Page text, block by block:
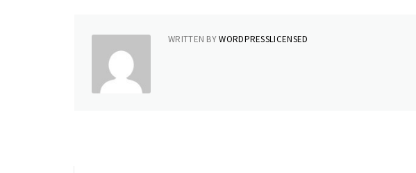
WRITTEN BYWORDPRESSLICENSED